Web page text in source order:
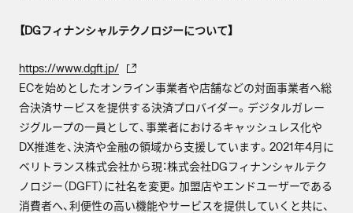
【DGフィナンシャルテクノロジーについて】
https://www.dgft.jp/
ECを始めとしたオンライン事業者や店舗などの対面事業者へ総
合決済サービスを提供する決済プロバイダー。デジタルガレー
ジグループの一員として、事業者におけるキャッシュレス化や
DX推進を、決済や金融の領域から支援しています。2021年4月に
ベリトランス株式会社から現：株式会社DGフィナンシャルテク
ノロジー（DGFT）に社名を変更。加盟店やエンドユーザーである
消費者へ、利便性の高い機能やサービスを提供していくと共に、